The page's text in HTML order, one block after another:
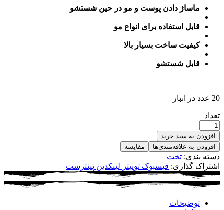
ماساژ دادن پوست و مو در حین شستشو
قابل استفاده برای انواع مو
کیفیت ساخت بسیار بالا
قابل شستشو
20 عدد در انبار
تعداد
افزودن به سبد خرید
افزودن به علاقه‌مندی‌ها
مقایسه
دسته بندی: تخت
اشتراک گذاری: فیسبوک توییتر لینکدین پینترست
توضیحات